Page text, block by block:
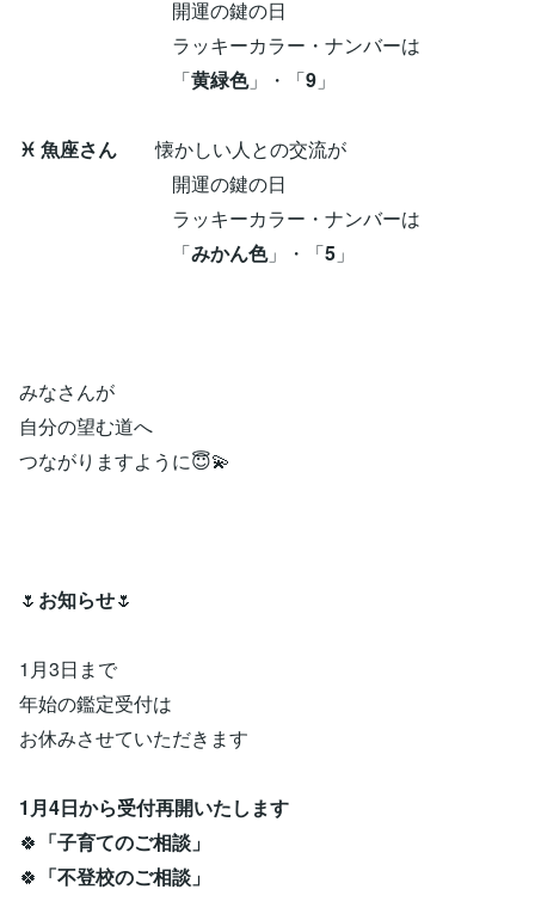
開運の鍵の日
ラッキーカラー・ナンバーは
「黄緑色」・「9 」
♓ 魚座さん 懐かしい人との交流が
開運の鍵の日
ラッキーカラー・ナンバーは
「みかん色」・「5 」
みなさんが
自分の望む道へ
つながりますように😇💫
🌷 お知らせ🌷
1月3日まで
年始の鑑定受付は
お休みさせていただきます
1月4日から受付再開いたします
🍀 「子育てのご相談」
🍀 「不登校のご相談」